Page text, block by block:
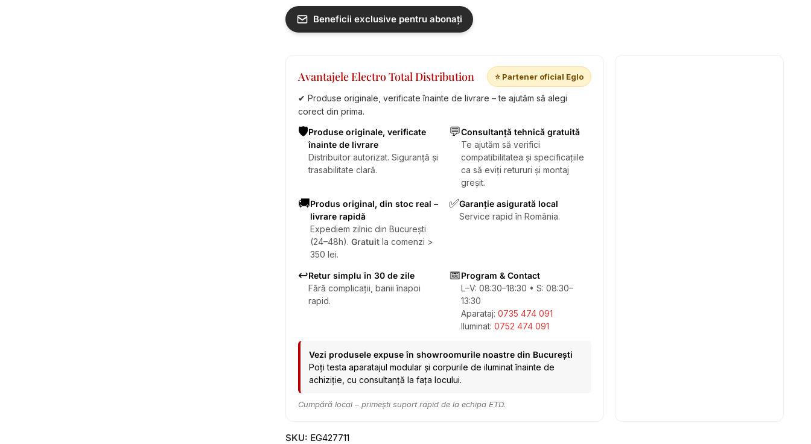
Beneficii exclusive pentru abonați
Avantajele Electro Total Distribution ⭐ Partener oficial Eglo
✔ Produse originale, verificate înainte de livrare – te ajutăm să alegi
corect din prima.
🛡️Produse originale, verificate
înainte de livrare
Distribuitor autorizat. Siguranță și
trasabilitate clară.
💬Consultanță tehnică gratuită
Te ajutăm să verifici
compatibilitatea și specificațiile
ca să eviți retururi și montaj
greșit.
🚚Produs original, din stoc real –
livrare rapidă
Expediem zilnic din București
(24–48h). Gratuit la comenzi >
350 lei.
✅Garanție asigurată local
Service rapid în România.
↩️Retur simplu în 30 de zile
Fără complicații, banii înapoi
rapid.
📅Program & Contact
L–V: 08:30–18:30 • S: 08:30–
13:30
Aparataj: 0735 474 091
Iluminat: 0752 474 091
Vezi produsele expuse în showroomurile noastre din București
Poți testa aparatajul modular și corpurile de iluminat înainte de
achiziție, cu consultanță la fața locului.
Cumpără local – primești suport rapid de la echipa ETD.
SKU: EG427711